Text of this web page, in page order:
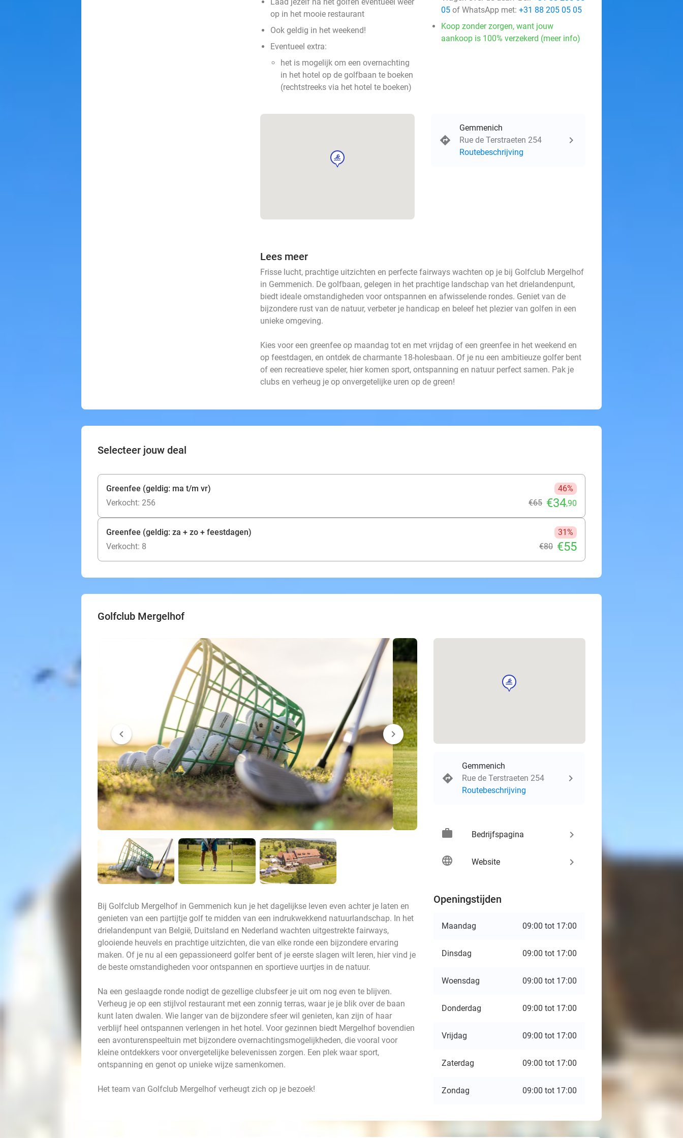
op in het mooie restaurant
Ook geldig in het weekend!
Eventueel extra:
het is mogelijk om een overnachting
in het hotel op de golfbaan te boeken
(rechtstreeks via het hotel te boeken)
05 of WhatsApp met: +31 88 205 05 05
Koop zonder zorgen, want jouw
aankoop is 100% verzekerd (meer info)
sport
Gemmenich
Rue de Terstraeten 254
Routebeschrijving
Lees meer
Frisse lucht, prachtige uitzichten en perfecte fairways wachten op je bij Golfclub Mergelhof
in Gemmenich. De golfbaan, gelegen in het prachtige landschap van het drielandenpunt,
biedt ideale omstandigheden voor ontspannen en afwisselende rondes. Geniet van de
bijzondere rust van de natuur, verbeter je handicap en beleef het plezier van golfen in een
unieke omgeving.
Kies voor een greenfee op maandag tot en met vrijdag of een greenfee in het weekend en
op feestdagen, en ontdek de charmante 18-holesbaan. Of je nu een ambitieuze golfer bent
of een recreatieve speler, hier komen sport, ontspanning en natuur perfect samen. Pak je
clubs en verheug je op onvergetelijke uren op de green!
Selecteer jouw deal
Greenfee (geldig: ma t/m vr)
46%
Verkocht: 256
€65 €34,90
Greenfee (geldig: za + zo + feestdagen)
31%
Verkocht: 8
€80 €55
Golfclub Mergelhof
chevron_left chevron_right
Bij Golfclub Mergelhof in Gemmenich kun je het dagelijkse leven even achter je laten en
genieten van een partijtje golf te midden van een indrukwekkend natuurlandschap. In het
drielandenpunt van België, Duitsland en Nederland wachten uitgestrekte fairways,
glooiende heuvels en prachtige uitzichten, die van elke ronde een bijzondere ervaring
maken. Of je nu al een gepassioneerd golfer bent of je eerste slagen wilt leren, hier vind je
de beste omstandigheden voor ontspannen en sportieve uurtjes in de natuur.
Na een geslaagde ronde nodigt de gezellige clubsfeer je uit om nog even te blijven.
Verheug je op een stijlvol restaurant met een zonnig terras, waar je je blik over de baan
kunt laten dwalen. Wie langer van de bijzondere sfeer wil genieten, kan zijn of haar
verblijf heel ontspannen verlengen in het hotel. Voor gezinnen biedt Mergelhof bovendien
een avonturenspeeltuin met bijzondere overnachtingsmogelijkheden, die vooral voor
kleine ontdekkers voor onvergetelijke belevenissen zorgen. Een plek waar sport,
ontspanning en genot op unieke wijze samenkomen.
Het team van Golfclub Mergelhof verheugt zich op je bezoek!
sport
Gemmenich
Rue de Terstraeten 254
Routebeschrijving
work Bedrijfspagina keyboard_arrow_right
language Website keyboard_arrow_right
Openingstijden
Maandag 09:00 tot 17:00
Dinsdag 09:00 tot 17:00
Woensdag 09:00 tot 17:00
Donderdag 09:00 tot 17:00
Vrijdag 09:00 tot 17:00
Zaterdag 09:00 tot 17:00
Zondag 09:00 tot 17:00